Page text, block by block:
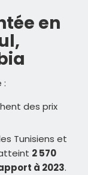
en
:
des prix
Tunisiens et
2 570
à 2023.